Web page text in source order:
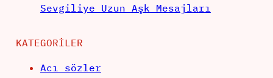
Sevgiliye Uzun Aşk Mesajları
KATEGORILER
Acı sözler